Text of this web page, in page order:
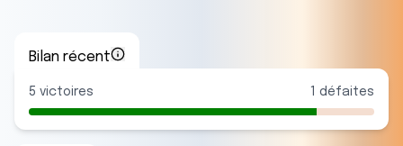
Bilan récent
5 victoires défaites